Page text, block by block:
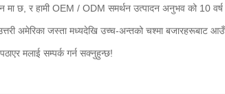
छ, र हामी OEM / ODM समर्थन उत्पादन अनुभव को 10 वर्ष
अमेरिका जस्ता मध्यदेखि उच्च-अन्तको चश्मा बजारहरूबाट
मलाई सम्पर्क गर्न सक्नुहुन्छ!